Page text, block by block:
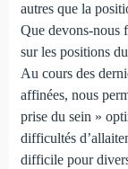
autres que la
Que devons-nous
sur les positions
Au cours des
affinées, nous
prise du sein »
difficultés
difficile pour